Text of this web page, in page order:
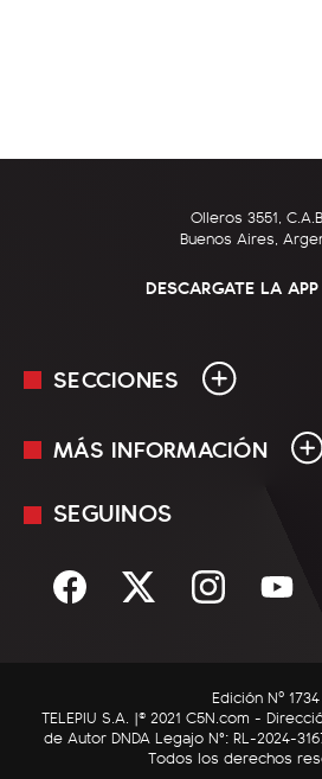
Olleros 3551,
Buenos Aires,
DESCARGATE LA
SECCIONES
En Vivo
Sociedad
C5N Autos
RatingCero
MÁS INFORMACIÓN
Mediakit
Términos y condiciones
SEGUINOS
Edición Nº 1734
TELEPIU S.A. |© 2021 C5N.com -
de Autor DNDA Legajo N°: RL-2024-
Todos los derechos